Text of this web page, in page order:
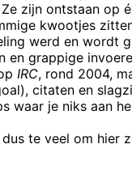
(spreek uit: zaahnes)
"hier", "daar" en "soms".
in teelbal lul
shitty breadstick
is morgen overmorgen
zijn ontstaan op
kwootjes
werd en wordt
en grappige
IRC, rond 2004,
citaten en
waar je niks aan
te veel om hier